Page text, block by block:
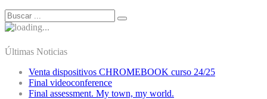
Últimas Noticias
Venta dispositivos CHROMEBOOK curso 24/25
Final videoconference
Final assessment. My town, my world.